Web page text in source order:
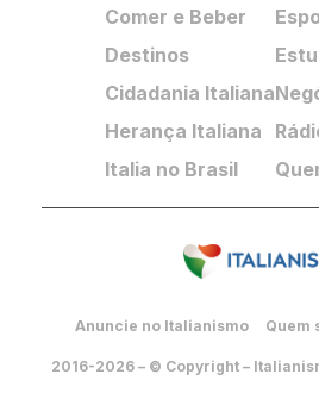
Comer e Beber
Destinos
Cidadania Italiana
Herança Italiana
Italia no Brasil
Anuncie no Italianismo Quem
2016-2026 – © Copyright –